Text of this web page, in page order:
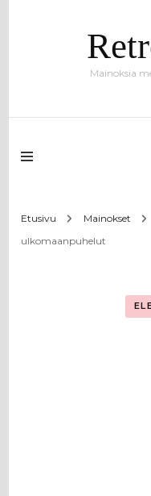
Mainoksia
Etusivu Mainokset
ulkomaanpuhelut